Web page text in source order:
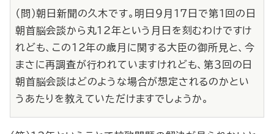
（問）朝日新聞の久木です。明日９月17日で第１回の日
朝首脳会談から丸12年という月日を刻むわけですけ
れども、この12年の歳月に関する大臣の御所見と、今
まさに再調査が行われていますけれども、第３回の日
朝首脳会談はどのような場合が想定されるのかとい
うあたりを教えていただけますでしょうか。